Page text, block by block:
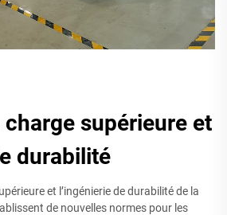
charge supérieure et
durabilité
et l’ingénierie de durabilité de la
de nouvelles normes pour les